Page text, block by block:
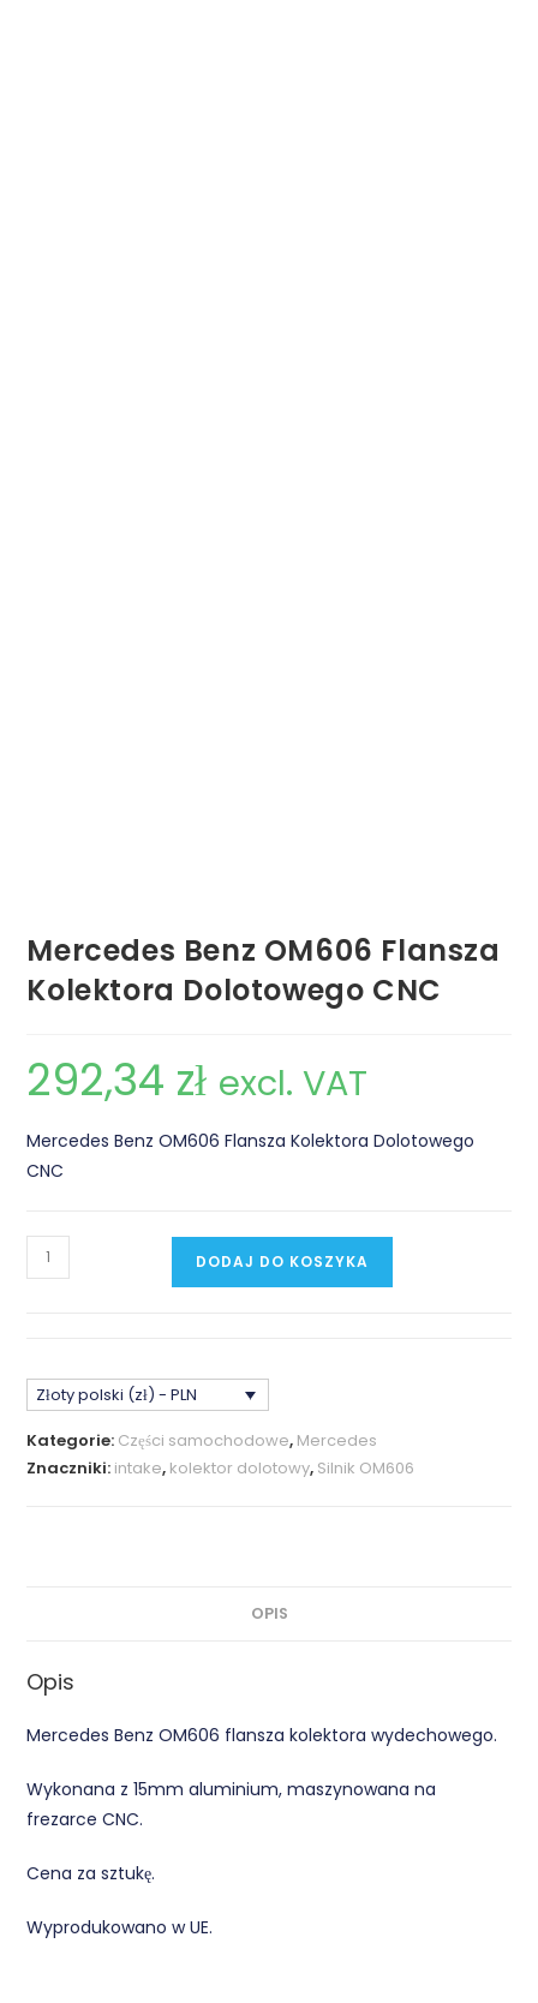
Mercedes Benz OM606 Flansza
Kolektora Dolotowego CNC
292,34 zł excl. VAT
Mercedes Benz OM606 Flansza Kolektora Dolotowego
CNC
ilość
Mercedes
Kolektora
Dolotowego
CNC
DODAJ DO KOSZYKA
Złoty polski (zł) - PLN
Kategorie: Części samochodowe, Mercedes
Znaczniki: intake, kolektor dolotowy, Silnik OM606
OPIS
Opis
Mercedes Benz OM606 flansza kolektora wydechowego.
Wykonana z 15mm aluminium, maszynowana na
frezarce CNC.
Cena za sztukę.
Wyprodukowano w UE.